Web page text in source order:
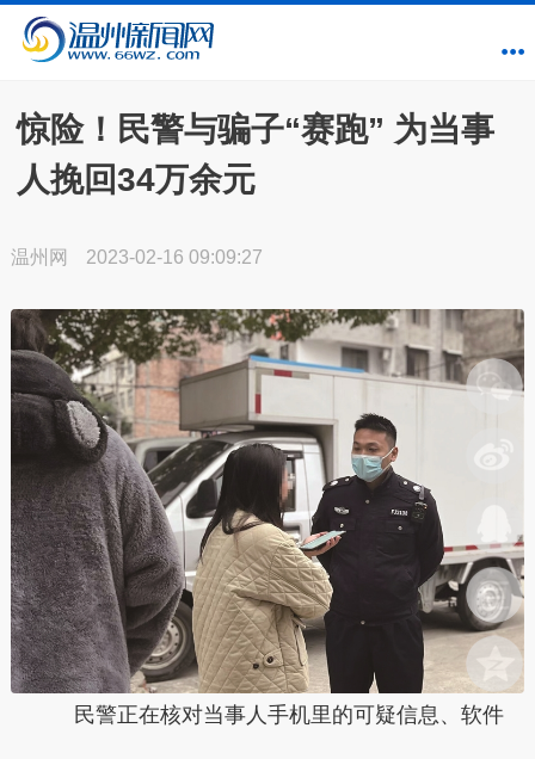
惊险！民警与骗子“赛跑” 为当事
人挽回34万余元
温州网 2023-02-16 09:09:27
民警正在核对当事人手机里的可疑信息、软件